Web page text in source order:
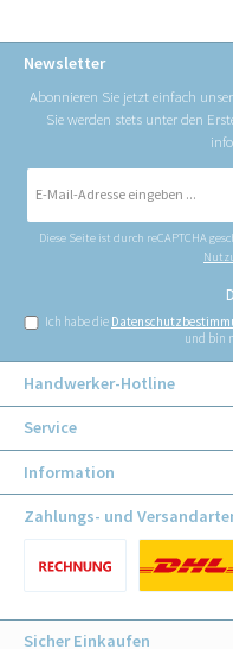
Newsletter
Abonnieren Sie jetzt einfach
Sie werden stets unter den
Mail-
Diese Seite ist durch reCAPTCHA
Ich habe die
und bin
Handwerker-Hotline
Service
Information
Zahlungs- und
Sicher Einkaufen